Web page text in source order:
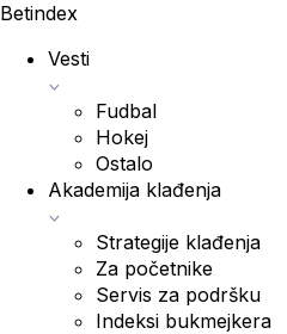
Betindex
Vesti
Fudbal
Hokej
Ostalo
Akademija klađenja
Strategije klađenja
Za početnike
Servis za podršku
Indeksi bukmejkera